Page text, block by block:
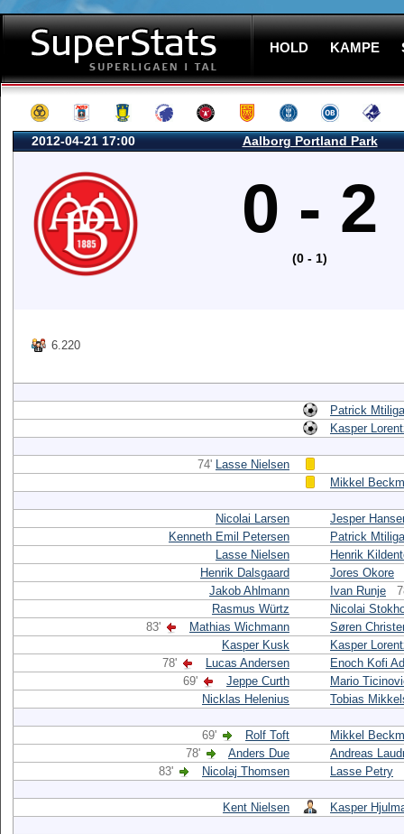
HOLD KAMPE
2012-04-21 17:00 Aalborg Portland Park
0 - 2
(0 - 1)
6.220
Patrick Mtiliga
Kasper
74' Lasse Nielsen
Mikkel
Nicolai Larsen
Jesper
Kenneth Emil Petersen
Patrick Mtiliga
Lasse Nielsen
Henrik
Henrik Dalsgaard
Jores Okore
Jakob Ahlmann
Ivan Runje
Rasmus Würtz
Nicolai
83'
Mathias Wichmann
Søren
Kasper Kusk
Kasper
78'
Lucas Andersen
Enoch Kofi
69'
Jeppe Curth
Mario
Nicklas Helenius
Tobias
69' Rolf Toft
Mikkel
78'
Anders Due
Andreas
83'
Nicolaj Thomsen Lasse Petry
Kent Nielsen Kasper